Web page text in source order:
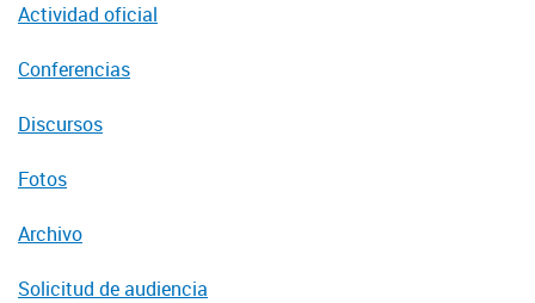
Actividad oficial
Conferencias
Discursos
Fotos
Archivo
Solicitud de audiencia